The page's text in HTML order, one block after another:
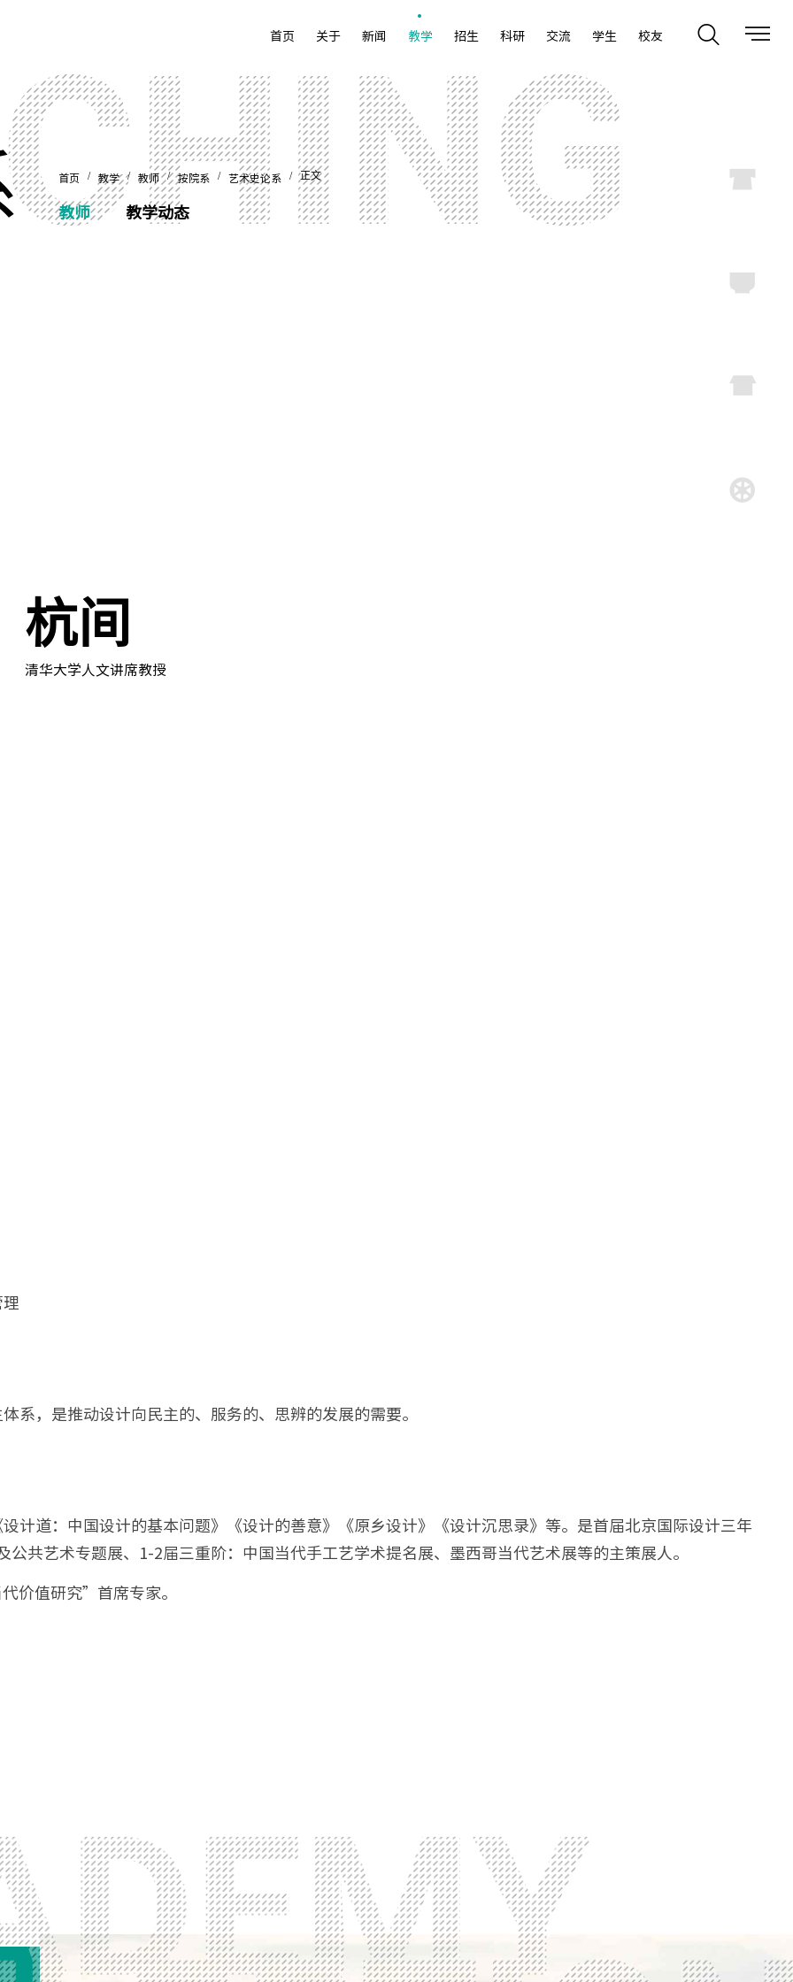
首页 关于 新闻 教学 招生 科研 交流 学生 校友
首页 / 教学/ 教师/按院系 / 艺术史论系 / 正文
教师 教学动态
杭间
清华大学人文讲席教授
系，是推动设计向民主的、服务的、思辨的发展的需要。
计道：中国设计的基本问题》《设计的善意》《原乡设计》《设计沉思录》等。是首届北京国际设计三年
共艺术专题展、1-2届三重阶：中国当代手工艺学术提名展、墨西哥当代艺术展等的主策展人。
价值研究”首席专家。